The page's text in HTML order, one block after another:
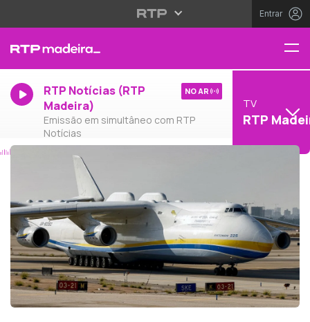
Entrar
RTP Notícias (RTP
Madeira)
Emissão em simultâneo com RTP
Notícias
NO AR
TV
RTP